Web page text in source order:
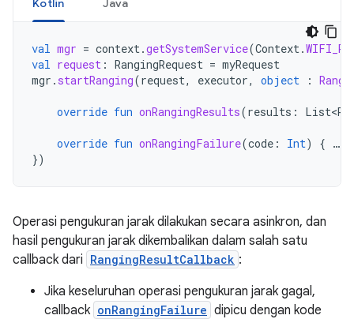
Kotlin Java
val mgr = context.getSystemService(Context.
val request : RangingRequest = myRequest
mgr . startRanging(request, executor, object :
override fun onRangingResults(results :
override fun onRangingFailure(code : Int) { …
})
Operasi pengukuran jarak dilakukan secara asinkron, dan
hasil pengukuran jarak dikembalikan dalam salah satu
callback dari RangingResultCallback :
Jika keseluruhan operasi pengukuran jarak gagal,
callback onRangingFailure dipicu dengan kode